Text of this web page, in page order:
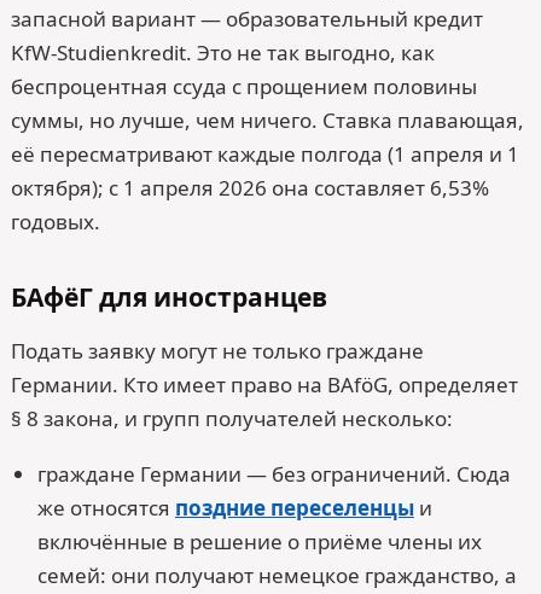
запасной вариант — образовательный кредит
KfW-Studienkredit. Это не так выгодно, как
беспроцентная ссуда с прощением половины
суммы, но лучше, чем ничего. Ставка плавающая,
её пересматривают каждые полгода (1 апреля и 1
октября); с 1 апреля 2026 она составляет 6,53%
годовых.
БАфёГ для иностранцев
Подать заявку могут не только граждане
Германии. Кто имеет право на BAföG, определяет
§ 8 закона, и групп получателей несколько:
граждане Германии — без ограничений. Сюда
же относятся поздние переселенцыи
включённые в решение о приёме члены их
семей: они получают немецкое гражданство, а